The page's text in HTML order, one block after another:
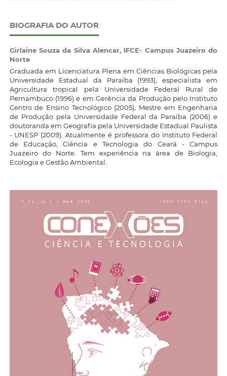
BIOGRAFIA DO AUTOR
Girlaine Souza da Silva Alencar, IFCE- Campus Juazeiro do
Norte
Graduada em Licenciatura Plena em Ciências Biológicas pela
Universidade Estadual da Paraíba (1993), especialista em
Agricultura tropical pela Universidade Federal Rural de
Pernambuco (1996) e em Gerência da Produção pelo Instituto
Centro de Ensino Tecnológico (2005), Mestre em Engenharia
de Produção pela Universidade Federal da Paraíba (2006) e
doutoranda em Geografia pela Universidade Estadual Paulista
- UNESP (2009). Atualmente é professora do Instituto Federal
de Educação, Ciência e Tecnologia do Ceará - Campus
Juazeiro do Norte. Tem experiência na área de Biologia,
Ecologia e Gestão Ambiental.